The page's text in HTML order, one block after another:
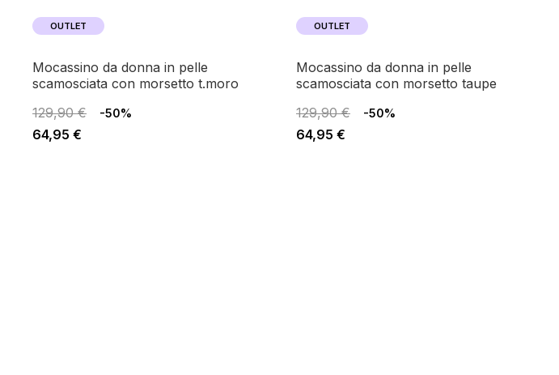
OUTLET
mocassino da donna in pelle
scamosciata con morsetto t.moro
129,90 €
-50%
64,95 €
OUTLET
mocassino da donna in pelle
scamosciata con morsetto taupe
129,90 €
-50%
64,95 €